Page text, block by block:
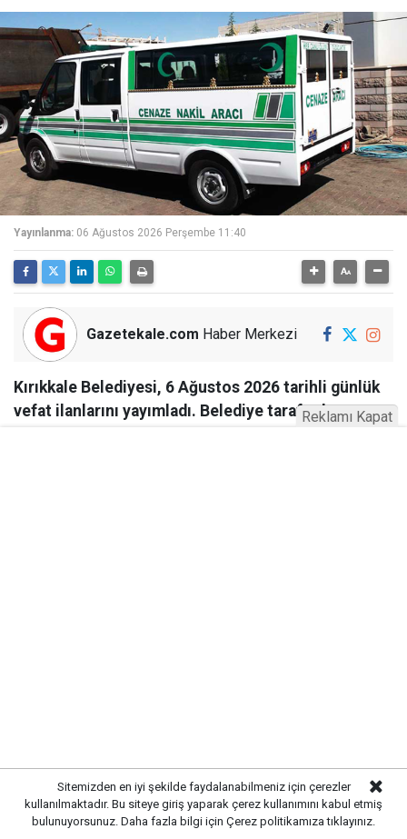
Yayınlanma: 06 Ağustos 2026 Perşembe 11:40
Gazetekale.com Haber Merkezi
Kırıkkale Belediyesi, 6 Ağustos 2026 tarihli günlük
vefat ilanlarını yayımladı. Belediye tarafından
Sitemizden en iyi şekilde faydalanabilmeniz için çerezler
kullanılmaktadır. Bu siteye giriş yaparak çerez kullanımını kabul etmiş
bulunuyorsunuz. Daha fazla bilgi için Çerez politikamıza tıklayınız.
Reklamı Kapat